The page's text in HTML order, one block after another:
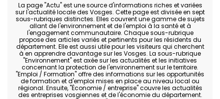
La page "Actu" est une source d'informations riches et variées
sur l'actualité locale des Vosges. Cette page est divisée en sept
sous-rubriques distinctes. Elles couvrent une gamme de sujets
allant de l'environnement et de l'emploi à la santé et à
l'engagement communautaire. Chaque sous-rubrique
propose des articles variés et pertinents pour les résidents du
département. Elle est aussi utile pour les visiteurs qui cherchent
à en apprendre davantage sur les Vosges. La sous-rubrique
"Environnement" est axée sur les actualités et les initiatives
concernant la protection de l'environnement sur le territoire.
"Emploi / Formation" offre des informations sur les opportunités
de formation et d'emploi mises en place au niveau local ou
régional. Ensuite, "Économie / entreprise" couvre les actualités
des entreprises vosgiennes et de l'économie du département.